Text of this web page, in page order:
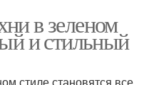
в зеленом
и стильный